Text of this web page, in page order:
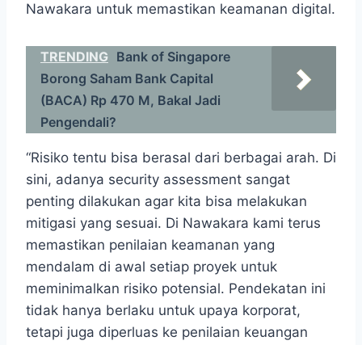
Nawakara untuk memastikan keamanan digital.
TRENDING Bank of Singapore
Borong Saham Bank Capital
(BACA) Rp 470 M, Bakal Jadi
Pengendali?
“Risiko tentu bisa berasal dari berbagai arah. Di
sini, adanya security assessment sangat
penting dilakukan agar kita bisa melakukan
mitigasi yang sesuai. Di Nawakara kami terus
memastikan penilaian keamanan yang
mendalam di awal setiap proyek untuk
meminimalkan risiko potensial. Pendekatan ini
tidak hanya berlaku untuk upaya korporat,
tetapi juga diperluas ke penilaian keuangan